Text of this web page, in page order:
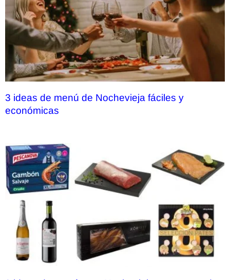
3 ideas de menú de Nochevieja fáciles y
económicas